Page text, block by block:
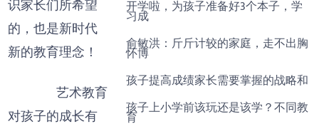
识家长们所希望
的，也是新时代
新的教育理念！
艺术教育
对孩子的成长有
开学啦，为孩子准备好3个本子，学
习成
俞敏洪：斤斤计较的家庭，走不出胸
怀博
孩子提高成绩家长需要掌握的战略和
孩子上小学前该玩还是该学？不同教
育